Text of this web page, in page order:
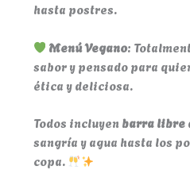
hasta postres.
Menú Vegano:
sabor y pensado para
ética y deliciosa.
Todos incluyenbarra libre
sangría y agua hasta los
copa.